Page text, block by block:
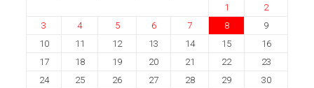
1
2
3
4 5 6 7 8
9
10
11 12 13 14 15
16
17
18 19 20 21 22
23
24
25 26 27 28 29
30